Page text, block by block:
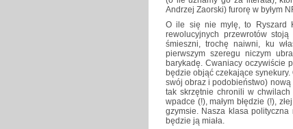
Andrzej Zaorski) furorę w byłym
O ile się nie mylę, to Ryszard
rewolucyjnych przewrotów
śmieszni, trochę naiwni, ku
pierwszym szeregu niczym
barykadę. Cwaniacy oczywiście
będzie objąć czekające
swój obraz i podobieństwo)
tak skrzętnie chronili w
wpadce (!), małym błędzie (!),
gzymsie. Nasza klasa
będzie ją miała.